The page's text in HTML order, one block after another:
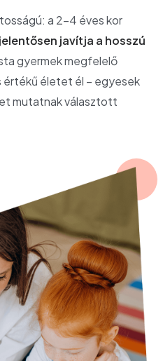
a 2–4 éves kor
jelentősen javítja a hosszú
gyermek megfelelő
értékű életet él – egyesek
mutatnak választott